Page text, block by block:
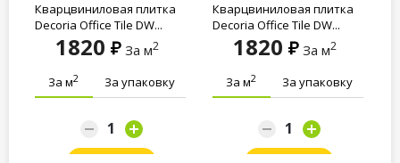
Кварцвиниловая плитка
Decoria Office Tile DW...
1820 За м2
За м2 За упаковку
Кварцвиниловая плитка
Decoria Office Tile DW...
1820 За м2
За м2 За упаковку